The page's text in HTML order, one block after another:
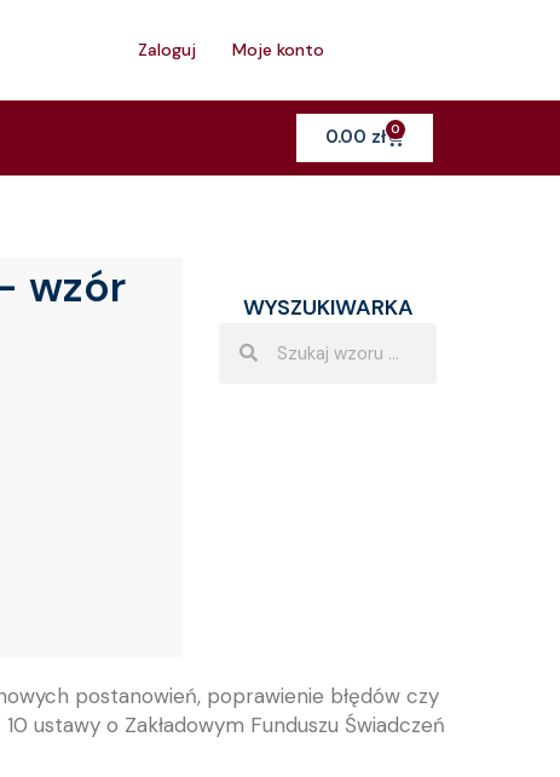
Zaloguj Moje konto
0.00 zł 0Cart
wzór WYSZUKIWARKA
postanowień, poprawienie błędów czy
ustawy o Zakładowym Funduszu Świadczeń